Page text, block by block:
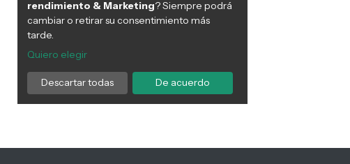
saludables
BIENESTAR FÍSICO
04:14 PM, Mar 31
BIENESTAR FÍSICO
10:31 AM, Mar 26